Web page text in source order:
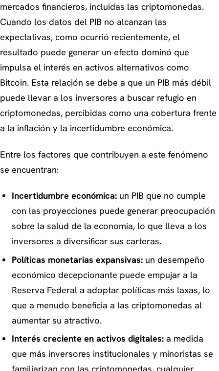
mercados financieros, incluidas las criptomonedas.
Cuando los datos del PIB no alcanzan las
expectativas, como ocurrió recientemente, el
resultado puede generar un efecto dominó que
impulsa el interés en activos alternativos como
Bitcoin. Esta relación se debe a que un PIB más débil
puede llevar a los inversores a buscar refugio en
criptomonedas, percibidas como una cobertura frente
a la inflación y la incertidumbre económica.
Entre los factores que contribuyen a este fenómeno
se encuentran:
Incertidumbre económica:un PIB que no cumple
con las proyecciones puede generar preocupación
sobre la salud de la economía, lo que lleva a los
inversores a diversificar sus carteras.
Políticas monetarias expansivas:un desempeño
económico decepcionante puede empujar a la
Reserva Federal a adoptar políticas más laxas, lo
que a menudo beneficia a las criptomonedas al
aumentar su atractivo.
Interés creciente en activos digitales:a medida
que más inversores institucionales y minoristas se